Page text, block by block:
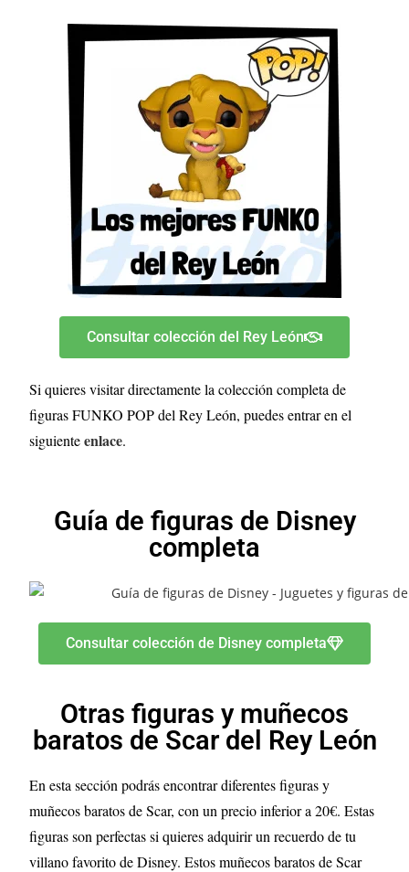
Consultar colección del Rey León
Si quieres visitar directamente la colección completa de
figuras FUNKO POP del Rey León, puedes entrar en el
siguienteenlace.
Guía de figuras de Disney
completa
Consultar colección de Disney completa
Otras figuras y muñecos
baratos de Scar del Rey León
En esta sección podrás encontrar diferentes figuras y
muñecos baratos de Scar, con un precio inferior a 20€. Estas
figuras son perfectas si quieres adquirir un recuerdo de tu
villano favorito de Disney.Estos muñecos baratos de Scar